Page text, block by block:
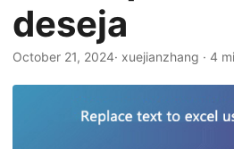
a
ç
deseja
October 21, 2024· xuejianzhang · 4